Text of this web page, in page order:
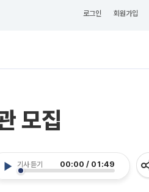
로그인 회원가입
모집
기사 듣기 00:00 / 01:49